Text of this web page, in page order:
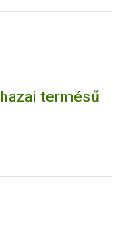
termésű